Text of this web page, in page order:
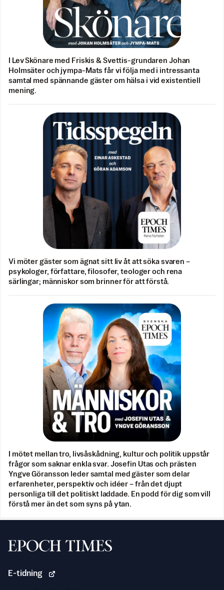
I Lev Skönare med Friskis & Svettis-grundaren Johan
Holmsäter och jympa-Mats får vi följa med i intressanta
samtal med spännande gäster om hälsa i vid existentiell
mening.
Vi möter gäster som ägnat sitt liv åt att söka svaren –
psykologer, författare, filosofer, teologer och rena
särlingar; människor som brinner för att förstå.
I mötet mellan tro, livsåskådning, kultur och politik uppstår
frågor som saknar enkla svar. Josefin Utas och prästen
Yngve Göransson leder samtal med gäster som delar
erfarenheter, perspektiv och idéer – från det djupt
personliga till det politiskt laddade. En podd för dig som vill
förstå mer än det som syns på ytan.
Svenska Epoch Times
E-tidning